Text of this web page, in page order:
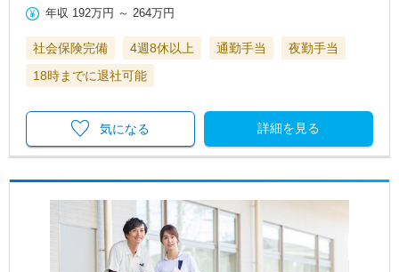
年収 192万円 ～ 264万円
社会保険完備 4週8休以上 通勤手当
夜勤手当
18時までに退社可能
詳細を見る
気になる